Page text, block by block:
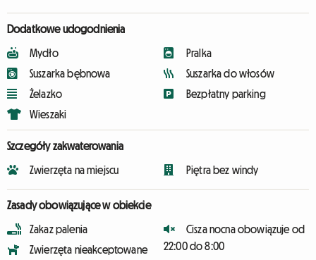
Dodatkowe udogodnienia
Mydło
Suszarka bębnowa
Żelazko
Wieszaki
Pralka
Suszarka do włosów
Bezpłatny parking
Szczegóły zakwaterowania
Zwierzęta na miejscu Piętra bez windy
Zasady obowiązujące w obiekcie
Zakaz palenia
Zwierzęta nieakceptowane
Cisza nocna obowiązuje od
22:00 do 8:00